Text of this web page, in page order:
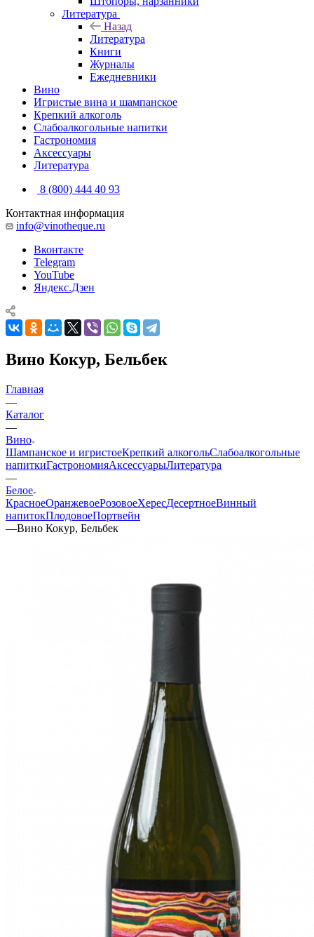
Литература
Назад
Литература
Книги
Журналы
Ежедневники
Вино
Игристые вина и шампанское
Крепкий алкоголь
Слабоалкогольные напитки
Гастрономия
Аксессуары
Литература
8 (800) 444 40 93
Контактная информация
info@vinotheque.ru
Вконтакте
Telegram
YouTube
Яндекс.Дзен
Вино Кокур, Бельбек
Главная
—
Каталог
—
Вино
Шампанское и игристоеКрепкий алкогольСлабоалкогольные
напиткиГастрономияАксессуарыЛитература
—
Белое
КрасноеОранжевоеРозовоеХересДесертноеВинный
напитокПлодовоеПортвейн
—Вино Кокур, Бельбек